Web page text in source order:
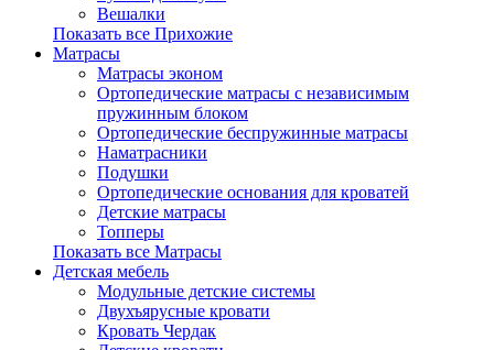
Вешалки
Показать все Прихожие
Матрасы
Матрасы эконом
Ортопедические матрасы с независимым
пружинным блоком
Ортопедические беспружинные матрасы
Наматрасники
Подушки
Ортопедические основания для кроватей
Детские матрасы
Топперы
Показать все Матрасы
Детская мебель
Модульные детские системы
Двухъярусные кровати
Кровать Чердак